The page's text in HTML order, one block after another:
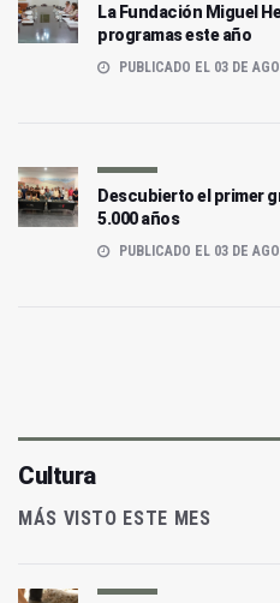
La Fundación Miguel
programas este año
PUBLICADO EL 03 DE
Descubierto el primer
5.000 años
PUBLICADO EL 03 DE
Cultura
MÁS VISTO ESTE MES